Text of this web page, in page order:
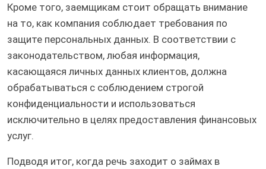
Кроме того, заемщикам стоит обращать внимание
на то, как компания соблюдает требования по
защите персональных данных. В соответствии с
законодательством, любая информация,
касающаяся личных данных клиентов, должна
обрабатываться с соблюдением строгой
конфиденциальности и использоваться
исключительно в целях предоставления финансовых
услуг.
Подводя итог, когда речь заходит о займах в